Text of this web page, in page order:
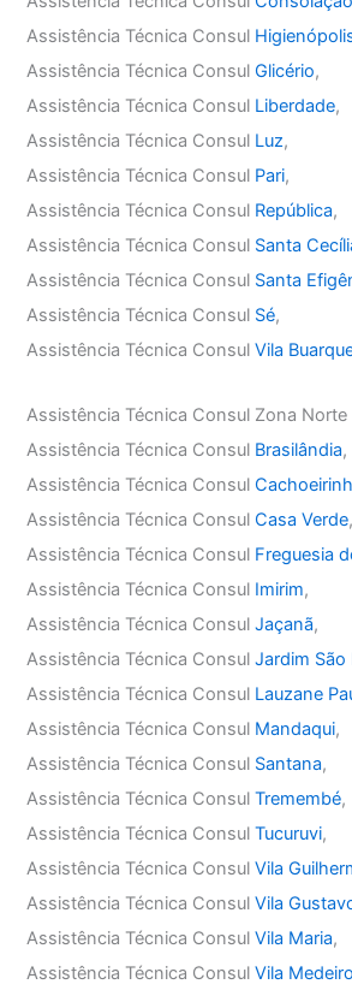
Assistência Técnica Consul
Assistência Técnica ConsulGlicério,
Assistência Técnica Consul Liberdade,
Assistência Técnica Consul Luz,
Assistência Técnica Consul Pari,
Assistência Técnica Consul República,
Assistência Técnica Consul Santa
Assistência Técnica Consul Santa
Assistência Técnica Consul Sé,
Assistência Técnica ConsulVila
Assistência Técnica Consul Zona Norte
Assistência Técnica Consul Brasilândia,
Assistência Técnica Consul
Assistência Técnica ConsulCasa Verde,
Assistência Técnica Consul Freguesia
Assistência Técnica Consul Imirim,
Assistência Técnica ConsulJaçanã,
Assistência Técnica ConsulJardim São
Assistência Técnica Consul Lauzane
Assistência Técnica Consul Mandaqui,
Assistência Técnica Consul Santana,
Assistência Técnica ConsulTremembé,
Assistência Técnica ConsulTucuruvi,
Assistência Técnica ConsulVila
Assistência Técnica ConsulVila
Assistência Técnica ConsulVila Maria,
Assistência Técnica ConsulVila